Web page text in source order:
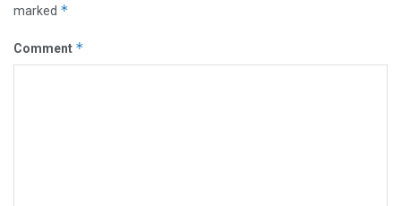
marked *
Comment *